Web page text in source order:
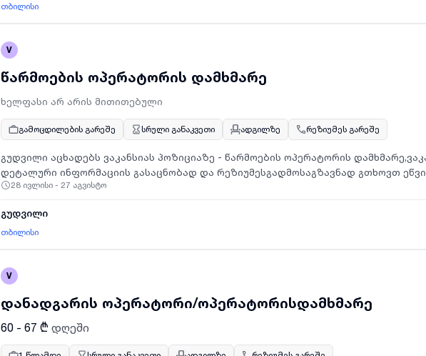
თბილისი
V
წარმოების ოპერატორის დამხმარე
ხელფასი არ არის მითითებული
გამოცდილების გარეშე სრული განაკვეთი ადგილზე რეზიუმეს გარეშე
გუდვილი აცხადებს ვაკანსიას პოზიციაზე - წარმოების ოპერატორის
დეტალური ინფორმაციის გასაცნობად და რეზიუმესგადმოსაგზავნად გთხოვთ
ბმულს:https://hel-ai.com/apply/EfMoTAJd
28 ივლისი - 27 აგვისტო
გუდვილი
თბილისი
V
დანადგარის ოპერატორი/ოპერატორისდამხმარე
60 - 67 ₾ დღეში